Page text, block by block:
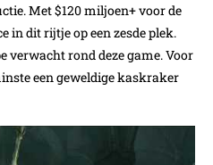
Met $120 miljoen+ voor de
in dit rijtje op een zesde plek.
verwacht rond deze game. Voor
een geweldige kaskraker